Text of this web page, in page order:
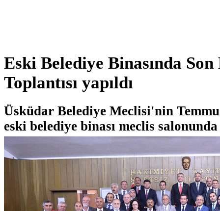
Eski Belediye Binasında
Toplantısı yapıldı
Üsküdar Belediye Meclisi'nin
eski belediye binası meclis